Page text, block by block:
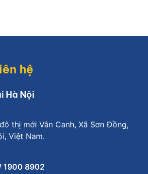
hệ
Hà Nội
thị mới Vân Canh, Xã Sơn Đồng,
Việt Nam.
1900 8902